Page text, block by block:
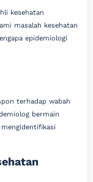
kesehatan
masalah kesehatan
epidemiologi
terhadap wabah
bermain